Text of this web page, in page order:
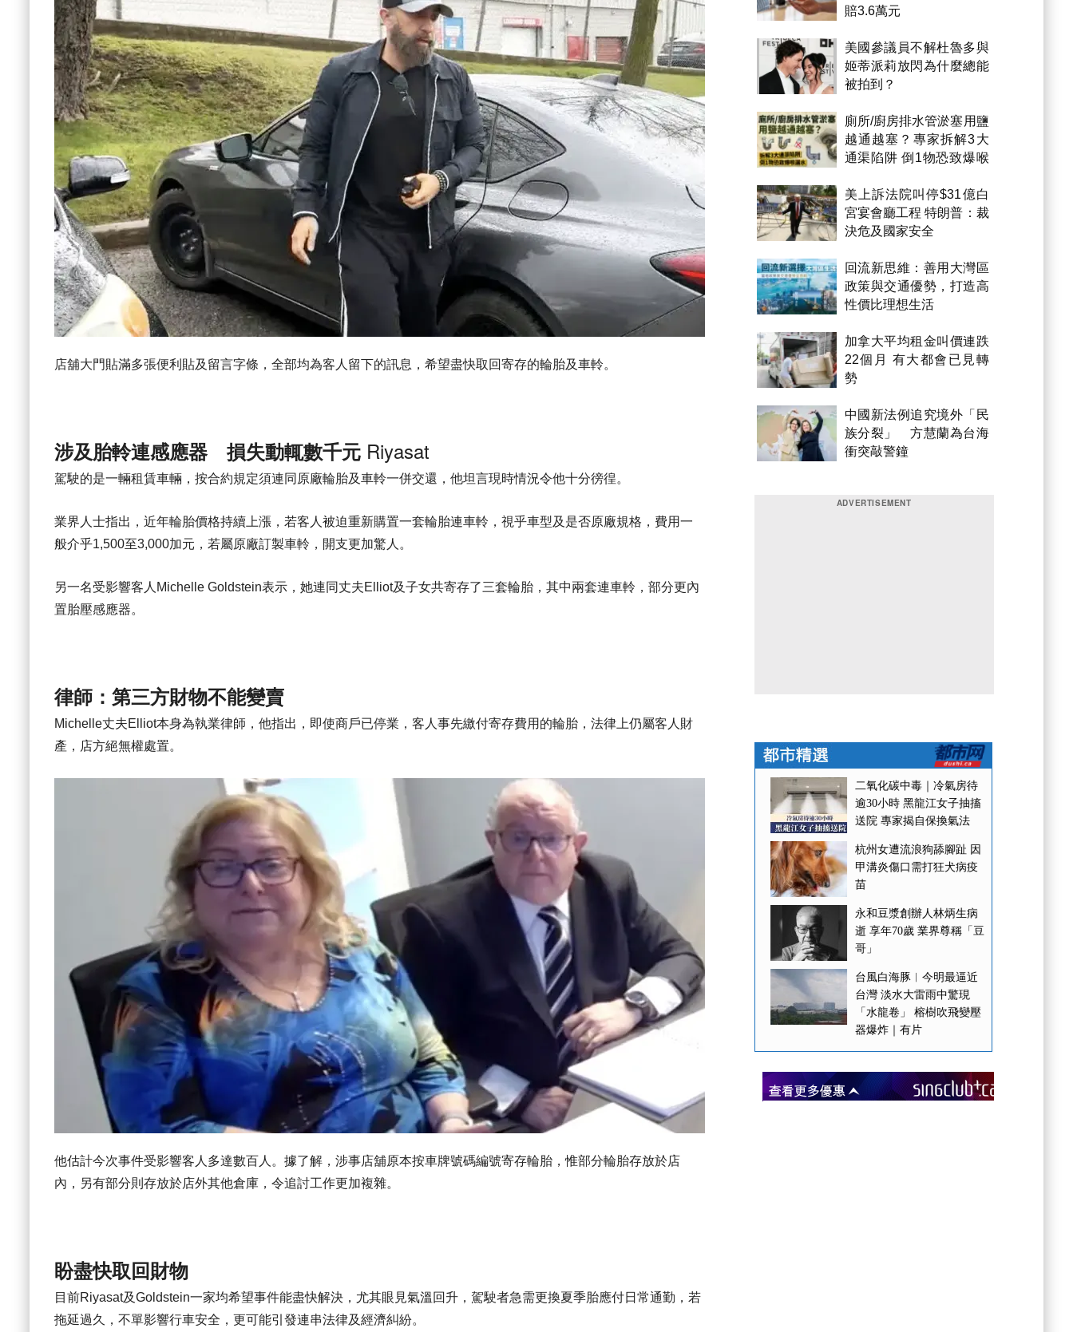
店舖大門貼滿多張便利貼及留言字條，全部均為客人留下的訊息，希望盡快取回寄存的輪胎及車軨。
涉及胎軨連感應器 損失動輒數千元 Riyasat
駕駛的是一輛租賃車輛，按合約規定須連同原廠輪胎及車軨一併交還，他坦言現時情況令他十分徬徨。
業界人士指出，近年輪胎價格持續上漲，若客人被迫重新購置一套輪胎連車軨，視乎車型及是否原廠規格，費用一
般介乎1,500至3,000加元，若屬原廠訂製車軨，開支更加驚人。
另一名受影響客人Michelle Goldstein表示，她連同丈夫Elliot及子女共寄存了三套輪胎，其中兩套連車軨，部分更內
置胎壓感應器。
律師：第三方財物不能變賣
Michelle丈夫Elliot本身為執業律師，他指出，即使商戶已停業，客人事先繳付寄存費用的輪胎，法律上仍屬客人財
產，店方絕無權處置。
他估計今次事件受影響客人多達數百人。據了解，涉事店舖原本按車牌號碼編號寄存輪胎，惟部分輪胎存放於店
內，另有部分則存放於店外其他倉庫，令追討工作更加複雜。
盼盡快取回財物
目前Riyasat及Goldstein一家均希望事件能盡快解決，尤其眼見氣溫回升，駕駛者急需更換夏季胎應付日常通勤，若
拖延過久，不單影響行車安全，更可能引發連串法律及經濟糾紛。
賠3.6萬元
美國參議員不解杜魯多與
姬蒂派莉放閃為什麼總能
被拍到？
廁所/廚房排水管淤塞用鹽
越通越塞？專家拆解3大
通渠陷阱 倒1物恐致爆喉
美上訴法院叫停$31億白
宮宴會廳工程 特朗普：裁
決危及國家安全
回流新思維：善用大灣區
政策與交通優勢，打造高
性價比理想生活
加拿大平均租金叫價連跌
22個月 有大都會已見轉
勢
中國新法例追究境外「民
族分裂」 方慧蘭為台海
衝突敲警鐘